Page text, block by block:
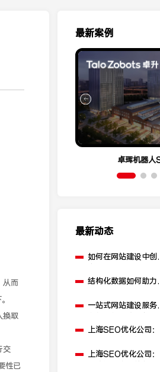
从而
换取
交
性已
最新案例
优化 卓珲机器人
最新动态
如何在网站建设中创
结构化数据如何助力
一站式网站建设服务
上海SEO优化公司
升点击率和SEO效果
上海SEO优化公司